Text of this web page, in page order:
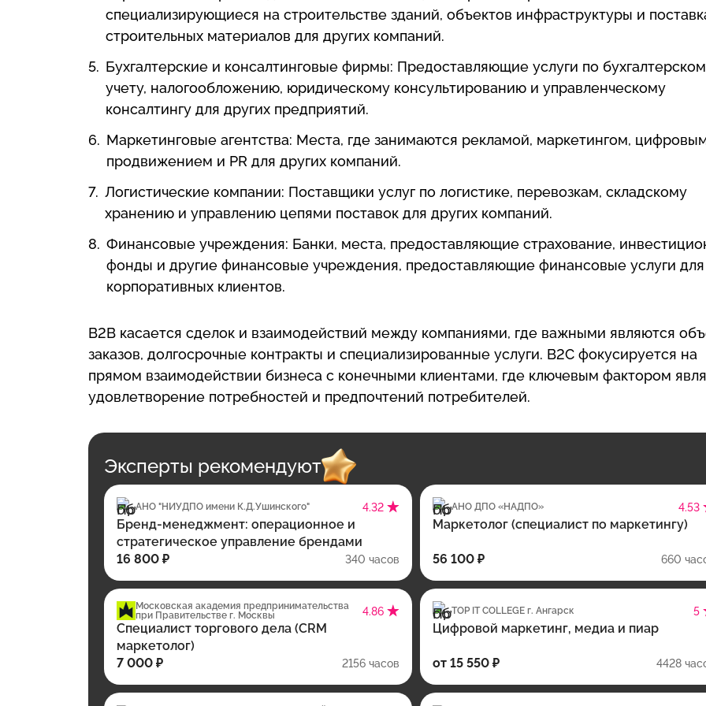
специализирующиеся на строительстве зданий, объектов инфраструктуры и
строительных материалов для других компаний.
Бухгалтерские и консалтинговые фирмы: Предоставляющие услуги по
учету, налогообложению, юридическому консультированию и управленческому
консалтингу для других предприятий.
Маркетинговые агентства: Места, где занимаются рекламой, маркетингом,
продвижением и PR для других компаний.
Логистические компании: Поставщики услуг по логистике, перевозкам, складскому
хранению и управлению цепями поставок для других компаний.
Финансовые учреждения: Банки, места, предоставляющие страхование,
фонды и другие финансовые учреждения, предоставляющие финансовые услуги для
корпоративных клиентов.
B2B касается сделок и взаимодействий между компаниями, где важными являются
заказов, долгосрочные контракты и специализированные услуги. B2C фокусируется на
прямом взаимодействии бизнеса с конечными клиентами, где ключевым фактором
удовлетворение потребностей и предпочтений потребителей.
Эксперты рекомендуют
АНО "НИУДПО имени К.Д.Ушинского" 4.32
Бренд-менеджмент: операционное и
стратегическое управление брендами
16 800 ₽
340 часов
АНО ДПО «НАДПО» 4.53
Маркетолог (специалист по маркетингу)
56 100 ₽ 660
Московская академия предпринимательства
при Правительстве г. Москвы
4.86
Специалист торгового дела (CRM
маркетолог)
7 000 ₽
2156 часов
TOP IT COLLEGE г. Ангарск 5
Цифровой маркетинг, медиа и пиар
от 15 550 ₽ 4428